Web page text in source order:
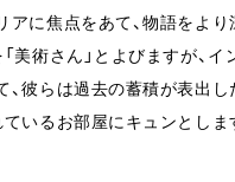
アに焦点をあて、物語をよ
美術さん」とよびますが、
、彼らは過去の蓄積が表出
いるお部屋にキュンとしま